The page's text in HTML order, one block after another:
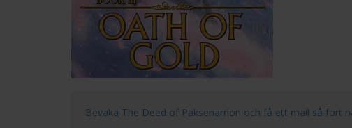
Bevaka The Deed of Paksenarrion och få ett mail så fort